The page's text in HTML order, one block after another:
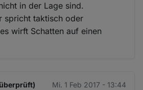
in der Lage sind.
spricht taktisch oder
wirft Schatten auf einen
Mi. 1 Feb 2017 - 13:44